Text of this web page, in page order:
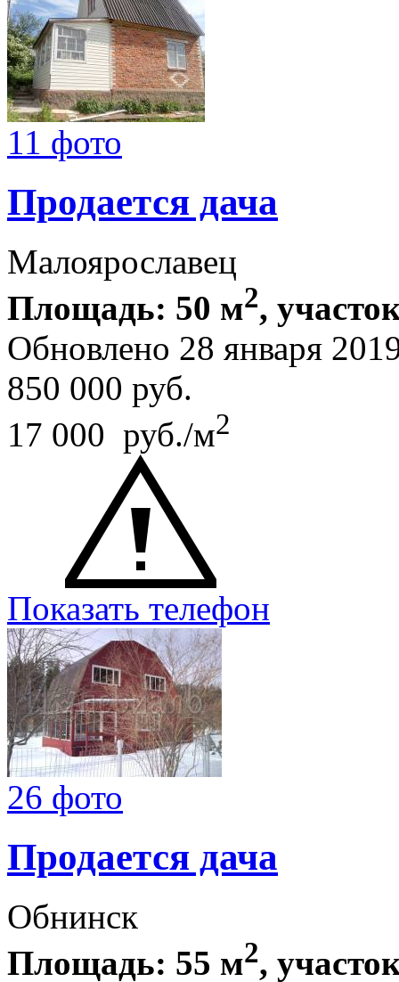
11 фото
Продается дача
Малоярославец
Площадь: 50 м2,
Обновлено 28 января
850 000 руб.
17 000 руб./м2
Показать телефон
26 фото
Продается дача
Обнинск
Площадь: 55 м2,